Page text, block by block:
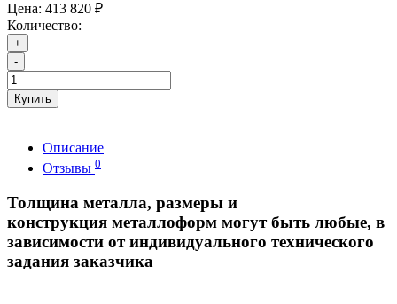
Цена: 413 820 ₽
Количество:
+
-
Купить
Описание
Отзывы 0
Толщина металла, размеры и
конструкция металлоформ могут быть любые, в
зависимости от индивидуального технического
задания заказчика